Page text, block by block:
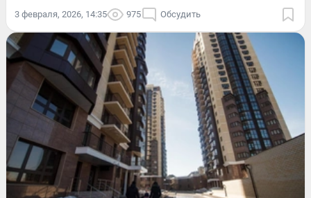
3 февраля, 2026, 14:35 975 Обсудить